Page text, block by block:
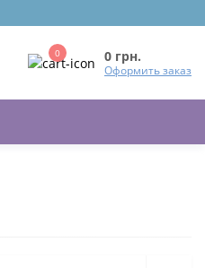
0 0 грн.
Оформить заказ